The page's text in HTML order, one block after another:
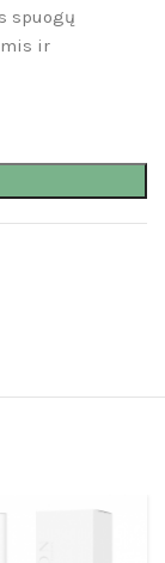
spuogų
ir